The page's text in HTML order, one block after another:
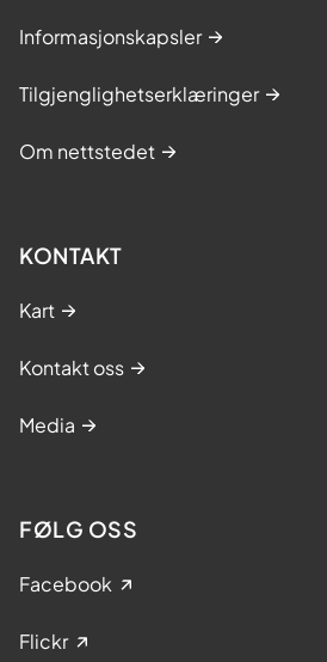
Informasjonskapsler
Tilgjenglighetserklæringer
Om nettstedet
KONTAKT
Kart
Kontakt oss
Media
FØLG OSS
Facebook
Flickr